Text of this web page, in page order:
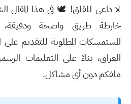
لا داعي للقلق! 🕊️ في هذا المقال
خارطة طريق واضحة ودقيقة،
العراق، بناءً على التعليمات
ملفكم دون أي مشاكل.